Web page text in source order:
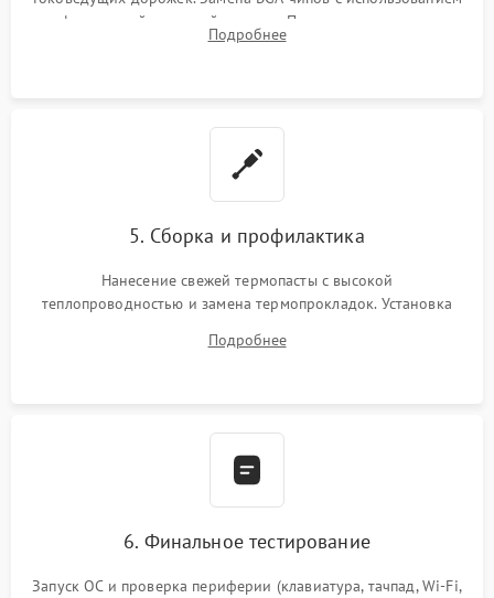
инфракрасной паяльной станции. Прошивка микросхемы
BIOS или замена поврежденных портов USB
Подробнее
5. Сборка и профилактика
Нанесение свежей термопасты с высокой
теплопроводностью и замена термопрокладок. Установка
шлейфов, модулей памяти и накопителей. Предварительная
Подробнее
6. Финальное тестирование
Запуск ОС и проверка периферии (клавиатура, тачпад, Wi-Fi,